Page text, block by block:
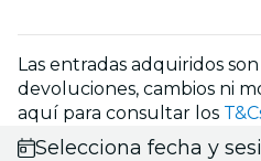
Las entradas adquiridos
devoluciones, cambios ni
aquí para consultar los
Selecciona fecha y